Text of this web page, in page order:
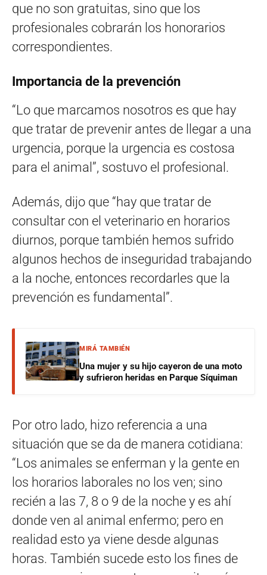
que no son gratuitas, sino que los
profesionales cobrarán los honorarios
correspondientes.
Importancia de la prevención
“Lo que marcamos nosotros es que hay
que tratar de prevenir antes de llegar a una
urgencia, porque la urgencia es costosa
para el animal”, sostuvo el profesional.
Además, dijo que “hay que tratar de
consultar con el veterinario en horarios
diurnos, porque también hemos sufrido
algunos hechos de inseguridad trabajando
a la noche, entonces recordarles que la
prevención es fundamental”.
MIRÁ TAMBIÉN
Una mujer y su hijo cayeron de una moto
y sufrieron heridas en Parque Síquiman
Por otro lado, hizo referencia a una
situación que se da de manera cotidiana:
“Los animales se enferman y la gente en
los horarios laborales no los ven; sino
recién a las 7, 8 o 9 de la noche y es ahí
donde ven al animal enfermo; pero en
realidad esto ya viene desde algunas
horas. También sucede esto los fines de